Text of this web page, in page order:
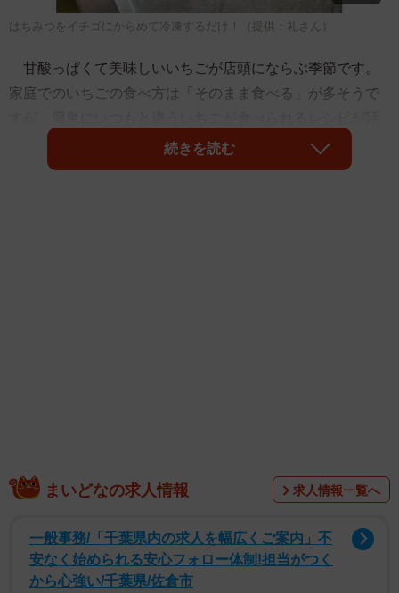
はちみつをイチゴにからめて冷凍するだけ！（提供：礼さん）
甘酸っぱくて美味しいいちごが店頭にならぶ季節です。
家庭でのいちごの食べ方は「そのまま食べる」が多そうで
題になりました。「これはいちご農家の娘のわたしがよく
やるライフハックなんですけど、小粒の苺ははちみつに絡
続きを読む
まいどなの求人情報 求人情報一覧へ
一般事務/「千葉県内の求人を幅広くご案内」不
安なく始められる安心フォロー体制!担当がつく
から心強い/千葉県/佐倉市